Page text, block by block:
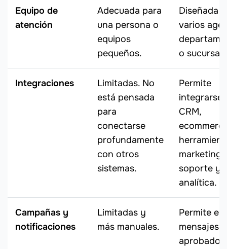
Equipo de
atención
Adecuada para
una persona o
equipos
pequeños.
Diseñada
varios
o
Integraciones
Limitadas. No
está pensada
para
conectarse
profundamente
con otros
sistemas.
Permite
integrarse
CRM,
marketing,
soporte y
analítica.
Campañas y
notificaciones
Limitadas y
más manuales.
Permite
mensajes
aprobados,